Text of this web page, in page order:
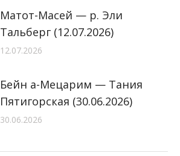
Матот-Масей — р. Эли
Тальберг (12.07.2026)
12.07.2026
Бейн а-Мецарим — Тания
Пятигорская (30.06.2026)
30.06.2026